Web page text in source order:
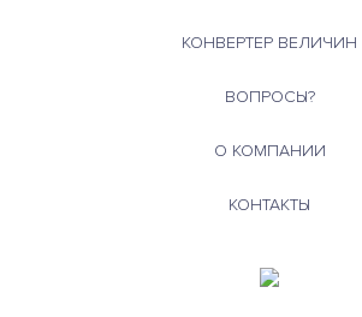
КОНВЕРТЕР ВЕЛИЧИН
ВОПРОСЫ?
О КОМПАНИИ
КОНТАКТЫ